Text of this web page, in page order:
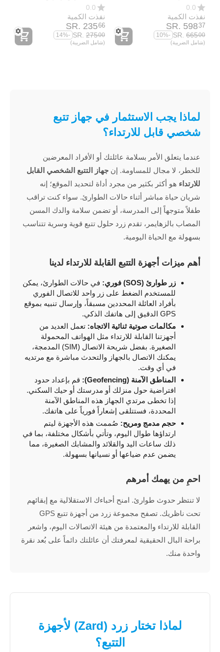
0.0
نفذت الكمية
SR. 598 37
SR. 66500
-10%
(شامل الضريبة)
0.0
نفذت الكمية
SR. 23566
SR. 27500
-14%
(شامل الضريبة)
لماذا يجب الاستثمار في جهاز تتبع
شخصي قابل للارتداء؟
عندما يتعلق الأمر بسلامة عائلتك أو الأفراد المعرضين
للخطر، لا مجال للمساومة. إن جهاز التتبع الشخصي القابل
للارتداء هو أكثر بكثير من مجرد أداة لتحديد الموقع؛ إنه
شريان حياة مباشر أثناء حالات الطوارئ. سواء كنت تراقب
طفلاً متوجهاً إلى المدرسة، أو تضمن سلامة والدك المسن
المصاب بالزهايمر، تقدم زرد حلول تتبع قوية وسرية تتناسب
بسهولة مع الحياة اليومية.
أهم ميزات أجهزة التتبع القابلة للارتداء لدينا
زر طوارئ (SOS) فوري:
في حالات الطوارئ، يمكن
للمستخدم الضغط على زر واحد للاتصال الفوري
بأفراد العائلة المحددين مسبقاً، وإرسال تنبيه بموقع
GPS الدقيق إلى هاتفك الذكي.
مكالمات صوتية ثنائية الاتجاه: تعمل العديد من
أجهزتنا القابلة للارتداء مثل الهواتف المحمولة
الصغيرة. بفضل شريحة الاتصال (SIM) المدمجة،
يمكنك الاتصال بالجهاز والتحدث مباشرة مع مرتديه
في أي وقت.
المناطق الآمنة (Geofencing):
قم بإعداد حدود
افتراضية حول منزلك أو مدرستك أو حيك السكني.
إذا تخطى مرتدي الجهاز هذه المناطق الآمنة
المحددة، فستتلقى إشعاراً فورياً على هاتفك.
حجم مدمج ومريح: صُممت هذه الأجهزة ليتم
ارتداؤها طوال اليوم، وتأتي بأشكال مختلفة، بما في
ذلك ساعات اليد والقلائد والمشابك الصغيرة، مما
يضمن عدم ضياعها أو نسيانها بسهولة.
احمِ من يهمك أمرهم
لا تنتظر حدوث طوارئ. امنح أحباءك الاستقلالية مع إبقائهم
تحت ناظريك. تصفح مجموعة زرد من أجهزة تتبع GPS
القابلة للارتداء والمعتمدة من هيئة الاتصالات اليوم، واشعر
براحة البال الحقيقية لمعرفتك أن عائلتك دائماً على بُعد نقرة
واحدة منك.
لماذا تختار زرد (Zard) لأجهزة
التتبع؟